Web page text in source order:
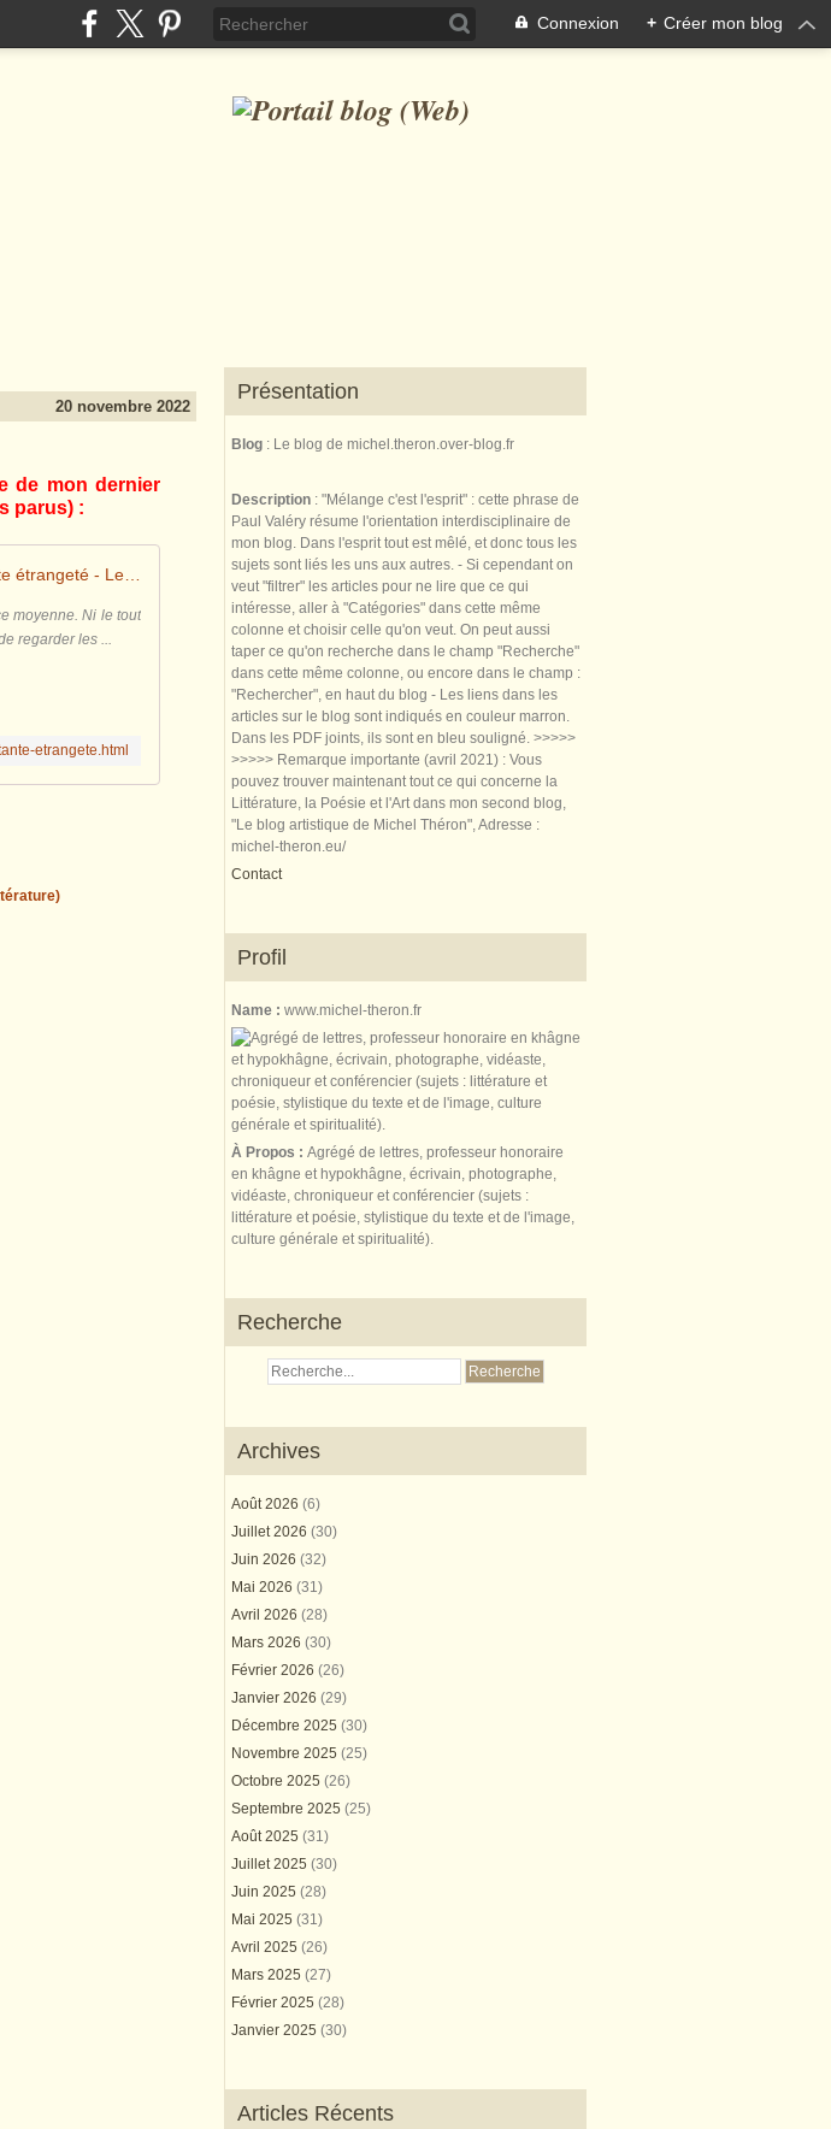
Connexion + Créer mon blog
20 novembre 2022
de mon dernier
parus) :
moyenne. Ni le tout
regarder les ...
etrangete.html
Présentation
Blog : Le blog de michel.theron.over-blog.fr
Description : "Mélange c'est l'esprit" : cette phrase de
Paul Valéry résume l'orientation interdisciplinaire de
mon blog. Dans l'esprit tout est mêlé, et donc tous les
sujets sont liés les uns aux autres. - Si cependant on
veut "filtrer" les articles pour ne lire que ce qui
intéresse, aller à "Catégories" dans cette même
colonne et choisir celle qu'on veut. On peut aussi
taper ce qu'on recherche dans le champ "Recherche"
dans cette même colonne, ou encore dans le champ :
"Rechercher", en haut du blog - Les liens dans les
articles sur le blog sont indiqués en couleur marron.
Dans les PDF joints, ils sont en bleu souligné. >>>>>
>>>>> Remarque importante (avril 2021) : Vous
pouvez trouver maintenant tout ce qui concerne la
Littérature, la Poésie et l'Art dans mon second blog,
"Le blog artistique de Michel Théron", Adresse :
michel-theron.eu/
Contact
Profil
Name : www.michel-theron.fr
À Propos : Agrégé de lettres, professeur honoraire
en khâgne et hypokhâgne, écrivain, photographe,
vidéaste, chroniqueur et conférencier (sujets :
littérature et poésie, stylistique du texte et de l'image,
culture générale et spiritualité).
Recherche
Archives
Août 2026 (6)
Juillet 2026 (30)
Juin 2026 (32)
Mai 2026 (31)
Avril 2026 (28)
Mars 2026 (30)
Février 2026 (26)
Janvier 2026 (29)
Décembre 2025 (30)
Novembre 2025 (25)
Octobre 2025 (26)
Septembre 2025 (25)
Août 2025 (31)
Juillet 2025 (30)
Juin 2025 (28)
Mai 2025 (31)
Avril 2025 (26)
Mars 2025 (27)
Février 2025 (28)
Janvier 2025 (30)
Articles Récents